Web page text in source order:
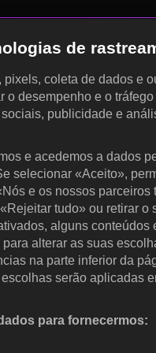
de
coleta de dados e
desempenho e o
publicidade e
e acedemos a dados
selecionar «Aceito»,
e os nossos
tudo» ou retirar
alguns
alterar as suas
na parte inferior da
serão aplicadas
para fornecermos: